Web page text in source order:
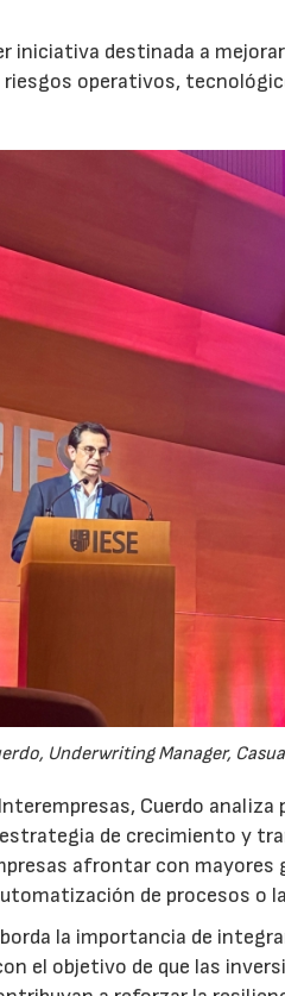
iniciativa destinada a
riesgos operativos,
Underwriting Manager,
Cuerdo
de crecimiento y
afrontar con
de procesos o
la importancia de
el objetivo de que las